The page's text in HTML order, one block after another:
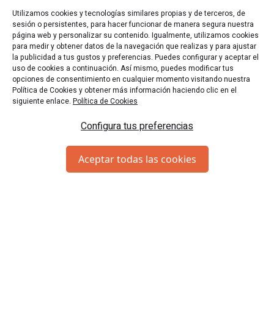
un laberinto de luces utilizando interruptores escondidos
en diferentes partes de la sala. Cada interruptor enciende
Utilizamos cookies y tecnologías similares propias y de terceros, de
sesión o persistentes, para hacer funcionar de manera segura nuestra
página web y personalizar su contenido. Igualmente, utilizamos cookies
para medir y obtener datos de la navegación que realizas y para ajustar
la publicidad a tus gustos y preferencias. Puedes configurar y aceptar el
uso de cookies a continuación. Así mismo, puedes modificar tus
opciones de consentimiento en cualquier momento visitando nuestra
Política de Cookies y obtener más información haciendo clic en el
siguiente enlace. Política de Cookies
Configura tus preferencias
Aceptar todas las cookies